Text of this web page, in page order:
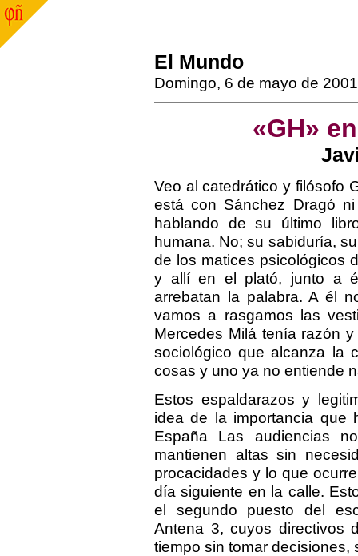
El Mundo
Domingo, 6 de mayo de 2001
«GH»
Veo al catedrático y filósofo
está con Sánchez Dragó
hablando de su último
humana. No; su sabiduría,
de los matices psicológicos
y allí en el plató, junto a
arrebatan la palabra. A él
vamos a rasgamos las
Mercedes Milá tenía razón
sociológico que alcanza la
cosas y uno ya no entiende
Estos espaldarazos y
idea de la importancia que
España Las audiencias
mantienen altas sin
procacidades y lo que
día siguiente en la calle.
el segundo puesto del
Antena 3, cuyos directivos
tiempo sin tomar decisiones,